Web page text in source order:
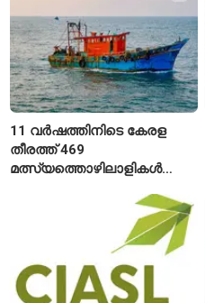
11 വർഷത്തിനിടെ കേരള
തീരത്ത് 469
മത്സ്യത്തൊഴിലാളികൾ
കാണാതായി, 47,773 പേരെ